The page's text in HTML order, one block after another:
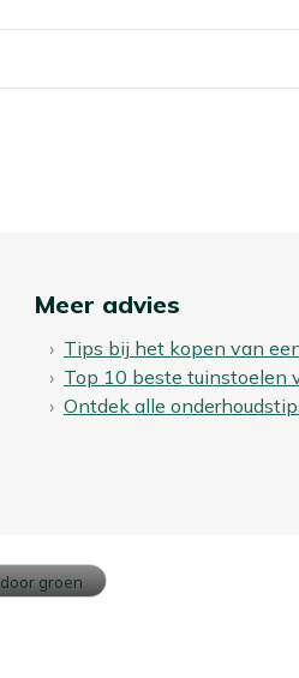
minder snel intrekken en je
Meer advies
Tips bij het kopen van
Top 10 beste tuinstoelen
Ontdek alle